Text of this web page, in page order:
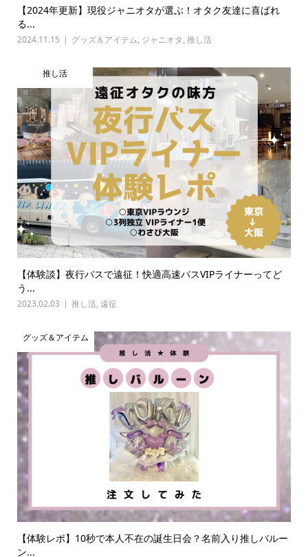
【2024年更新】現役ジャニオタが選ぶ！オタク友達に喜ばれ
る...
2024.11.15 グッズ＆アイテム, ジャニオタ, 推し活
推し活
【体験談】夜行バスで遠征！快適高速バスVIPライナーってど
う...
2023.02.03 推し活, 遠征
グッズ＆アイテム
【体験レポ】10秒で本人不在の誕生日会？名前入り推しバルー
ン...